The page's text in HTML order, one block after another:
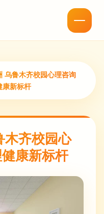
乌鲁木齐校园心理咨询
康新标杆
木齐校园心
康新标杆